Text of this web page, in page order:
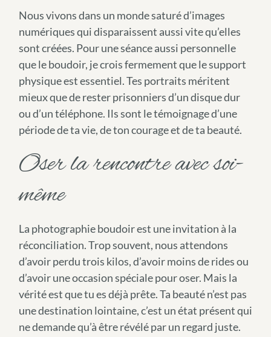
Nous vivons dans un monde saturé d’images
numériques qui disparaissent aussi vite qu’elles
sont créées. Pour une séance aussi personnelle
que le boudoir, je crois fermement que le support
physique est essentiel. Tes portraits méritent
mieux que de rester prisonniers d’un disque dur
ou d’un téléphone. Ils sont le témoignage d’une
période de ta vie, de ton courage et de ta beauté.
Oser la rencontre avec soi-
même
La photographie boudoir est une invitation à la
réconciliation. Trop souvent, nous attendons
d’avoir perdu trois kilos, d’avoir moins de rides ou
d’avoir une occasion spéciale pour oser. Mais la
vérité est que tu es déjà prête. Ta beauté n’est pas
une destination lointaine, c’est un état présent qui
ne demande qu’à être révélé par un regard juste.